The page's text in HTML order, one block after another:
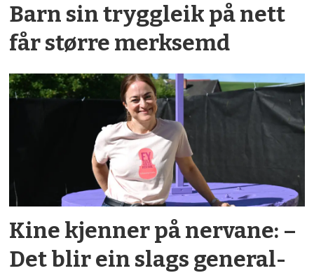
Barn sin tryggleik på nett
får større merksemd
Kine kjenner på nervane: –
Det blir ein slags general­­